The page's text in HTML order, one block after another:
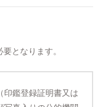
となります。
印鑑登録証明書又は